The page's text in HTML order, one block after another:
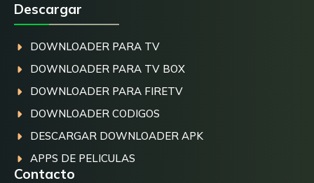
Descargar
DOWNLOADER PARA TV
DOWNLOADER PARA TV BOX
DOWNLOADER PARA FIRETV
DOWNLOADER CODIGOS
DESCARGAR DOWNLOADER APK
APPS DE PELICULAS
Contacto